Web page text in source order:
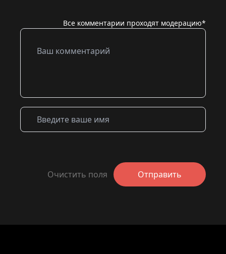
Все комментарии проходят модерацию*
Очистить поля Отправить